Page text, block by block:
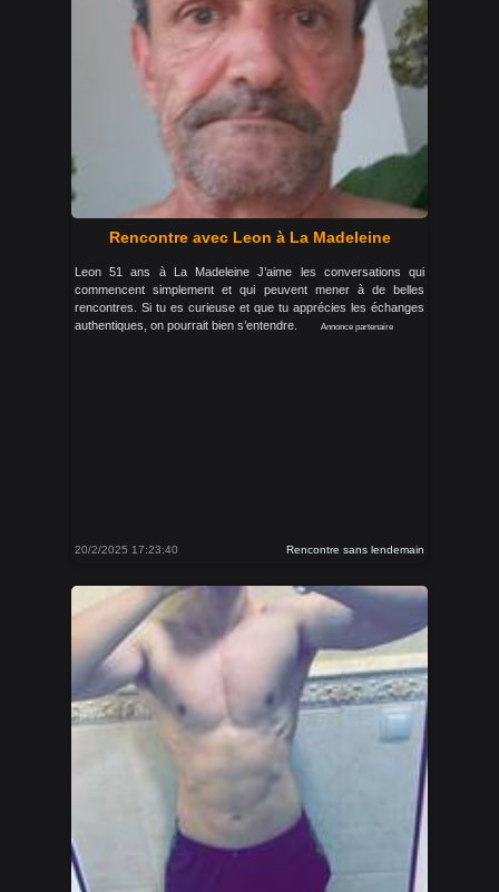
Rencontre avec Leon à La Madeleine
Leon 51 ans à La Madeleine J’aime les conversations qui
commencent simplement et qui peuvent mener à de belles
rencontres. Si tu es curieuse et que tu apprécies les échanges
authentiques, on pourrait bien s’entendre.
Annonce partenaire
20/2/2025 17:23:40 Rencontre sans lendemain